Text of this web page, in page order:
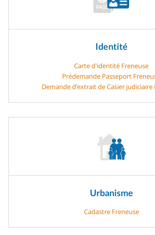
Identité
Carte d'identité Freneuse
Prédemande Passeport
Demande d’extrait de Casier judiciaire
Urbanisme
Cadastre Freneuse